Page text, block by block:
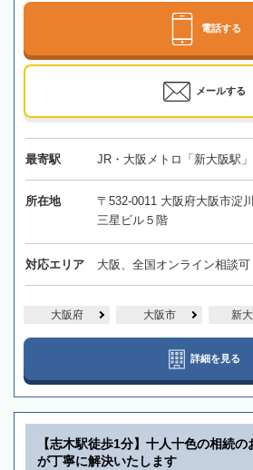
電話する
メールする
最寄駅 JR・大阪メトロ「新大阪駅
所在地
〒532-0011 大阪府大阪市淀
三星ビル５階
対応エリア 大阪、全国オンライン相談可
大阪府 大阪市 新
詳細を見る
【志木駅徒歩1分】十人十色の相続
が丁寧に解決いたします